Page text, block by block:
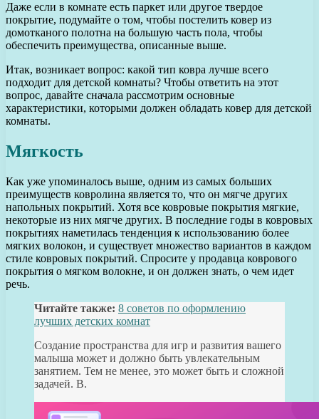
Даже если в комнате есть паркет или другое твердое
покрытие, подумайте о том, чтобы постелить ковер из
домотканого полотна на большую часть пола, чтобы
обеспечить преимущества, описанные выше.
Итак, возникает вопрос: какой тип ковра лучше всего
подходит для детской комнаты? Чтобы ответить на этот
вопрос, давайте сначала рассмотрим основные
характеристики, которыми должен обладать ковер для детской
комнаты.
Мягкость
Как уже упоминалось выше, одним из самых больших
преимуществ ковролина является то, что он мягче других
напольных покрытий. Хотя все ковровые покрытия мягкие,
некоторые из них мягче других. В последние годы в ковровых
покрытиях наметилась тенденция к использованию более
мягких волокон, и существует множество вариантов в каждом
стиле ковровых покрытий. Спросите у продавца коврового
покрытия о мягком волокне, и он должен знать, о чем идет
речь.
Читайте также: 8 советов по оформлению
лучших детских комнат
Создание пространства для игр и развития вашего
малыша может и должно быть увлекательным
занятием. Тем не менее, это может быть и сложной
задачей. В.